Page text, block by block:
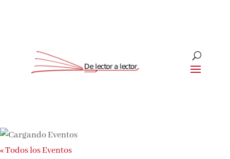
« Todos los Eventos